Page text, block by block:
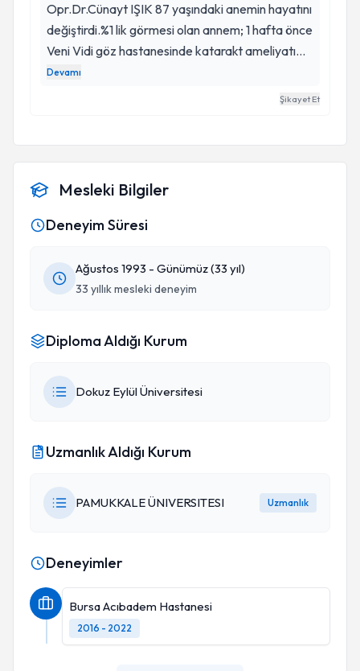
Opr.Dr.Cünayt IŞIK 87 yaşındaki anemin hayatını
değiştirdi.%1 lik görmesi olan annem; 1 hafta önce
Veni Vidi göz hastanesinde katarakt ameliyatı
geçirdi. 1 gün arayla iki gözüne de operasyon
çok teşekkürler.
Devamı
Şikayet Et
Mesleki Bilgiler
Deneyim Süresi
Ağustos 1993 - Günümüz (33 yıl)
33 yıllık mesleki deneyim
Diploma Aldığı Kurum
Dokuz Eylül Üniversitesi
Uzmanlık Aldığı Kurum
PAMUKKALE ÜNIVERSITESI Uzmanlık
Deneyimler
Bursa Acıbadem Hastanesi
2016 - 2022